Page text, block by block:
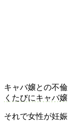
キャバ嬢との不倫
くたびにキャバ
それで女性が妊